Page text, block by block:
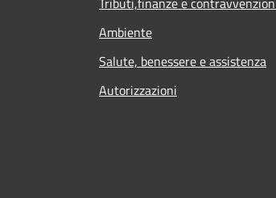
Ambiente
Salute, benessere e assistenza
Autorizzazioni